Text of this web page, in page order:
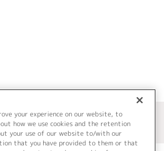
your experience on our website, to
how we use cookies and the retention
your use of our website to/with our
that you have provided to them or that